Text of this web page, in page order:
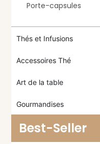
Porte-capsules
Thés et Infusions
Accessoires Thé
Art de la table
Gourmandises
Best-Seller